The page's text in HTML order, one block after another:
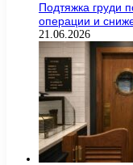
Подтяжка груди
операции и
21.06.2026